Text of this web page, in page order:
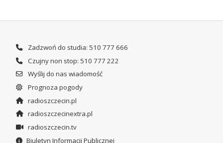
Zadzwoń do studia: 510 777 666
Czujny non stop: 510 777 222
Wyślij do nas wiadomość
Prognoza pogody
radioszczecin.pl
radioszczecinextra.pl
radioszczecin.tv
Biuletyn Informacji Publicznej